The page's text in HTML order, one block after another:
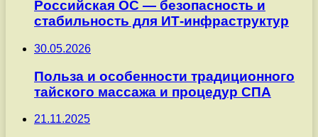
Российская ОС — безопасность и
стабильность для ИТ-инфраструктур
30.05.2026
Польза и особенности традиционного
тайского массажа и процедур СПА
21.11.2025